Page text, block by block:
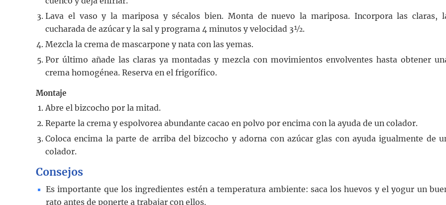
Lava el vaso y la mariposa y sécalos bien. Monta de nuevo la mariposa. Incorpora las claras,
cucharada de azúcar y la sal y programa 4 minutos y velocidad 3½.
Mezcla la crema de mascarpone y nata con las yemas.
Por último añade las claras ya montadas y mezcla con movimientos envolventes hasta obtener
crema homogénea. Reserva en el frigorífico.
Montaje
Abre el bizcocho por la mitad.
Reparte la crema y espolvorea abundante cacao en polvo por encima con la ayuda de un colador.
Coloca encima la parte de arriba del bizcocho y adorna con azúcar glas con ayuda igualmente de
colador.
Consejos
Es importante que los ingredientes estén a temperatura ambiente: saca los huevos y el yogur un
rato antes de ponerte a trabajar con ellos.